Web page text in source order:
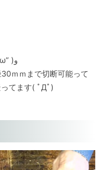
この３つで試してみました٩( ”ω” )و
ｍｍまで切断可能って
てます( ﾟДﾟ)